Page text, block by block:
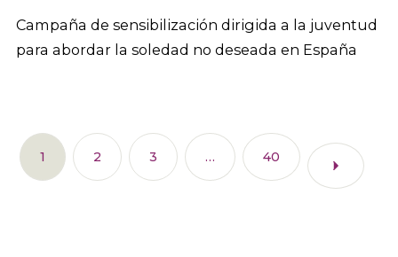
Campaña de sensibilización dirigida a la juventud
para abordar la soledad no deseada en España
1 2 3 … 40